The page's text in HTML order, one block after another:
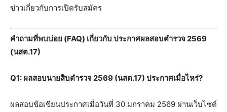
ข่าวเกี่ยวกับการเปิดรับสมัคร
คำถามที่พบบ่อย (FAQ) เกี่ยวกับ ประกาศผลสอบตํารวจ 2569
(นสต.17)
Q1: ผลสอบนายสิบตำรวจ 2569 (นสต.17) ประกาศเมื่อไหร่?
ผลสอบข้อเขียนประกาศเมื่อวันที่ 30 มกราคม 2569 ผ่านเว็บไซต์